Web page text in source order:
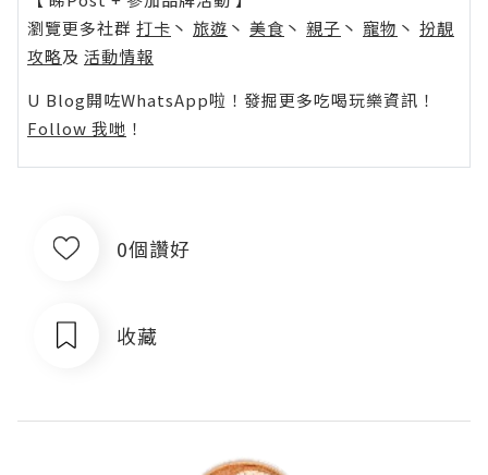
瀏覽更多社群 打卡 丶 旅遊 丶 美食 丶 親子 丶 寵物 丶 扮靚
攻略及 活動情報
U Blog開咗WhatsApp啦！發掘更多吃喝玩樂資訊！
Follow 我哋 ！
0個讚好
收藏